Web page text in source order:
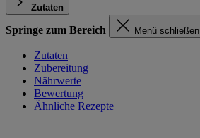
Zutaten
Springe zum Bereich Menü schließen
Zutaten
Zubereitung
Nährwerte
Bewertung
Ähnliche Rezepte